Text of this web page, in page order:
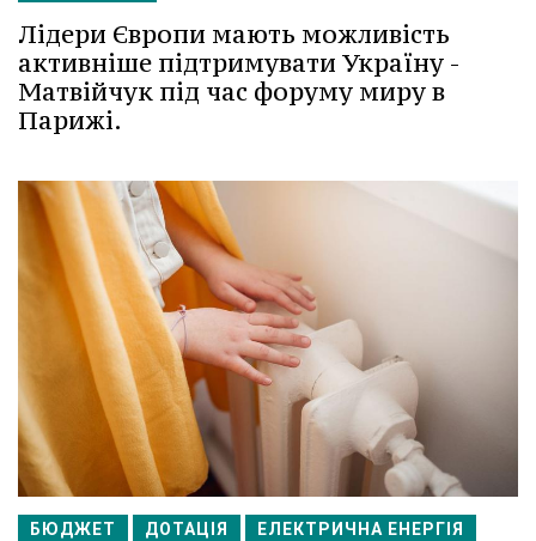
Лідери Європи мають можливість
активніше підтримувати Україну -
Матвійчук під час форуму миру в
Парижі.
БЮДЖЕТ ДОТАЦІЯ ЕЛЕКТРИЧНА ЕНЕРГІЯ